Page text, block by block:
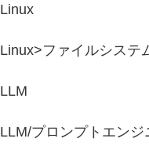
Linux
Linux>ファイルシステ
LLM
LLM/プロンプトエンジ